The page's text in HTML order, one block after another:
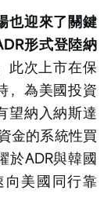
也迎來了關鍵
形式登陸納
此次上市在保
，為美國投資
望納入納斯達
金的系統性買
於ADR與韓國
美國同行靠